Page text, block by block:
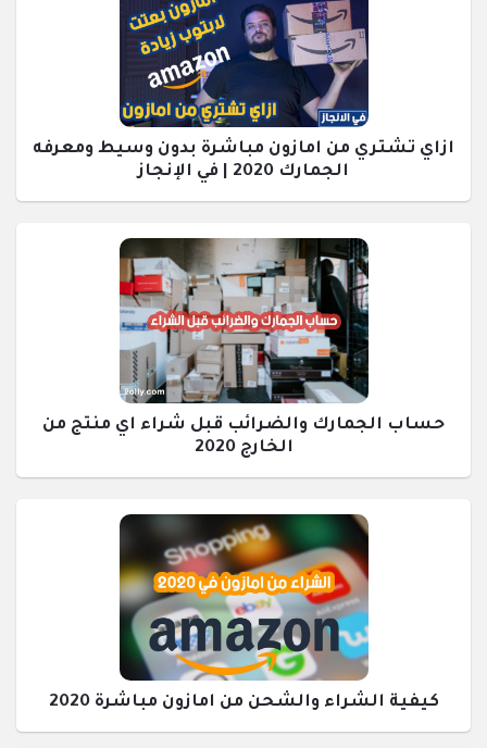
ازاي تشتري من امازون مباشرة بدون وسيط ومعرفه
الجمارك 2020 | في الإنجاز
حساب الجمارك والضرائب قبل شراء اي منتج من
الخارج 2020
كيفية الشراء والشحن من امازون مباشرة 2020